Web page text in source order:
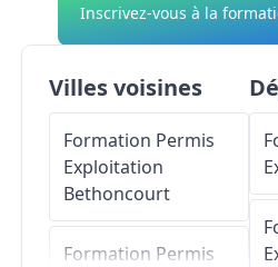
Inscrivez-vous à la
Villes voisines
Formation Permis
Exploitation
Bethoncourt
Formation Permis